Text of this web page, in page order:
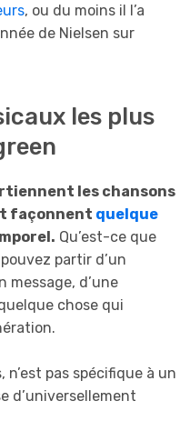
, ou du moins il l’a
de Nielsen sur
les plus
les chansons
façonnent quelque
Qu’est-ce que
partir d’un
message, d’une
chose qui
pas spécifique à un
d’universellement